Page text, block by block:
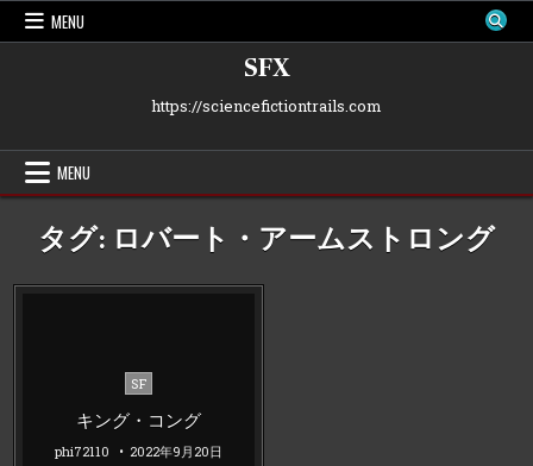
Skip
MENU
SFX
https://sciencefictiontrails.com
MENU
タグ: ロバート・アームストロング
Posted
SF
キング・コング
phi72110 2022年9月20日